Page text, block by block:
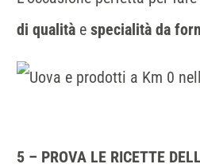
di qualità especialità da
5 – PROVA LE RICETTE